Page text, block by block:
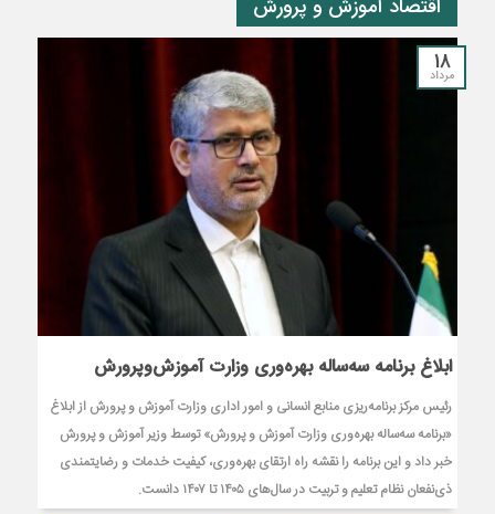
اقتصاد آموزش و پرورش
18
مرداد
ابلاغ برنامه سه‌ساله بهره‌وری وزارت آموزش‌وپرورش
رئیس مرکز برنامه‌ریزی منابع انسانی و امور اداری وزارت آموزش و پرورش از ابلاغ
«برنامه سه‌ساله بهره‌وری وزارت آموزش و پرورش» توسط وزیر آموزش و پرورش
خبر داد و این برنامه را نقشه راه ارتقای بهره‌وری، کیفیت خدمات و رضایتمندی
ذی‌نفعان نظام تعلیم و تربیت در سال‌های ۱۴۰۵ تا ۱۴۰۷ دانست.